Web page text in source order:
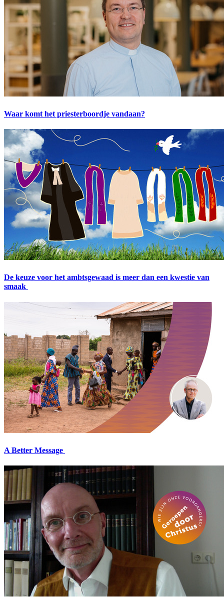
Waar komt het priesterboordje vandaan?
De keuze voor het ambtsgewaad is meer dan een kwestie van
smaak
A Better Message